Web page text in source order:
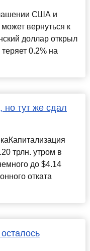
США и
вернуться к
доллар открыл
0.2% на
но тут же сдал
трлн. утром в
до $4.14
отката